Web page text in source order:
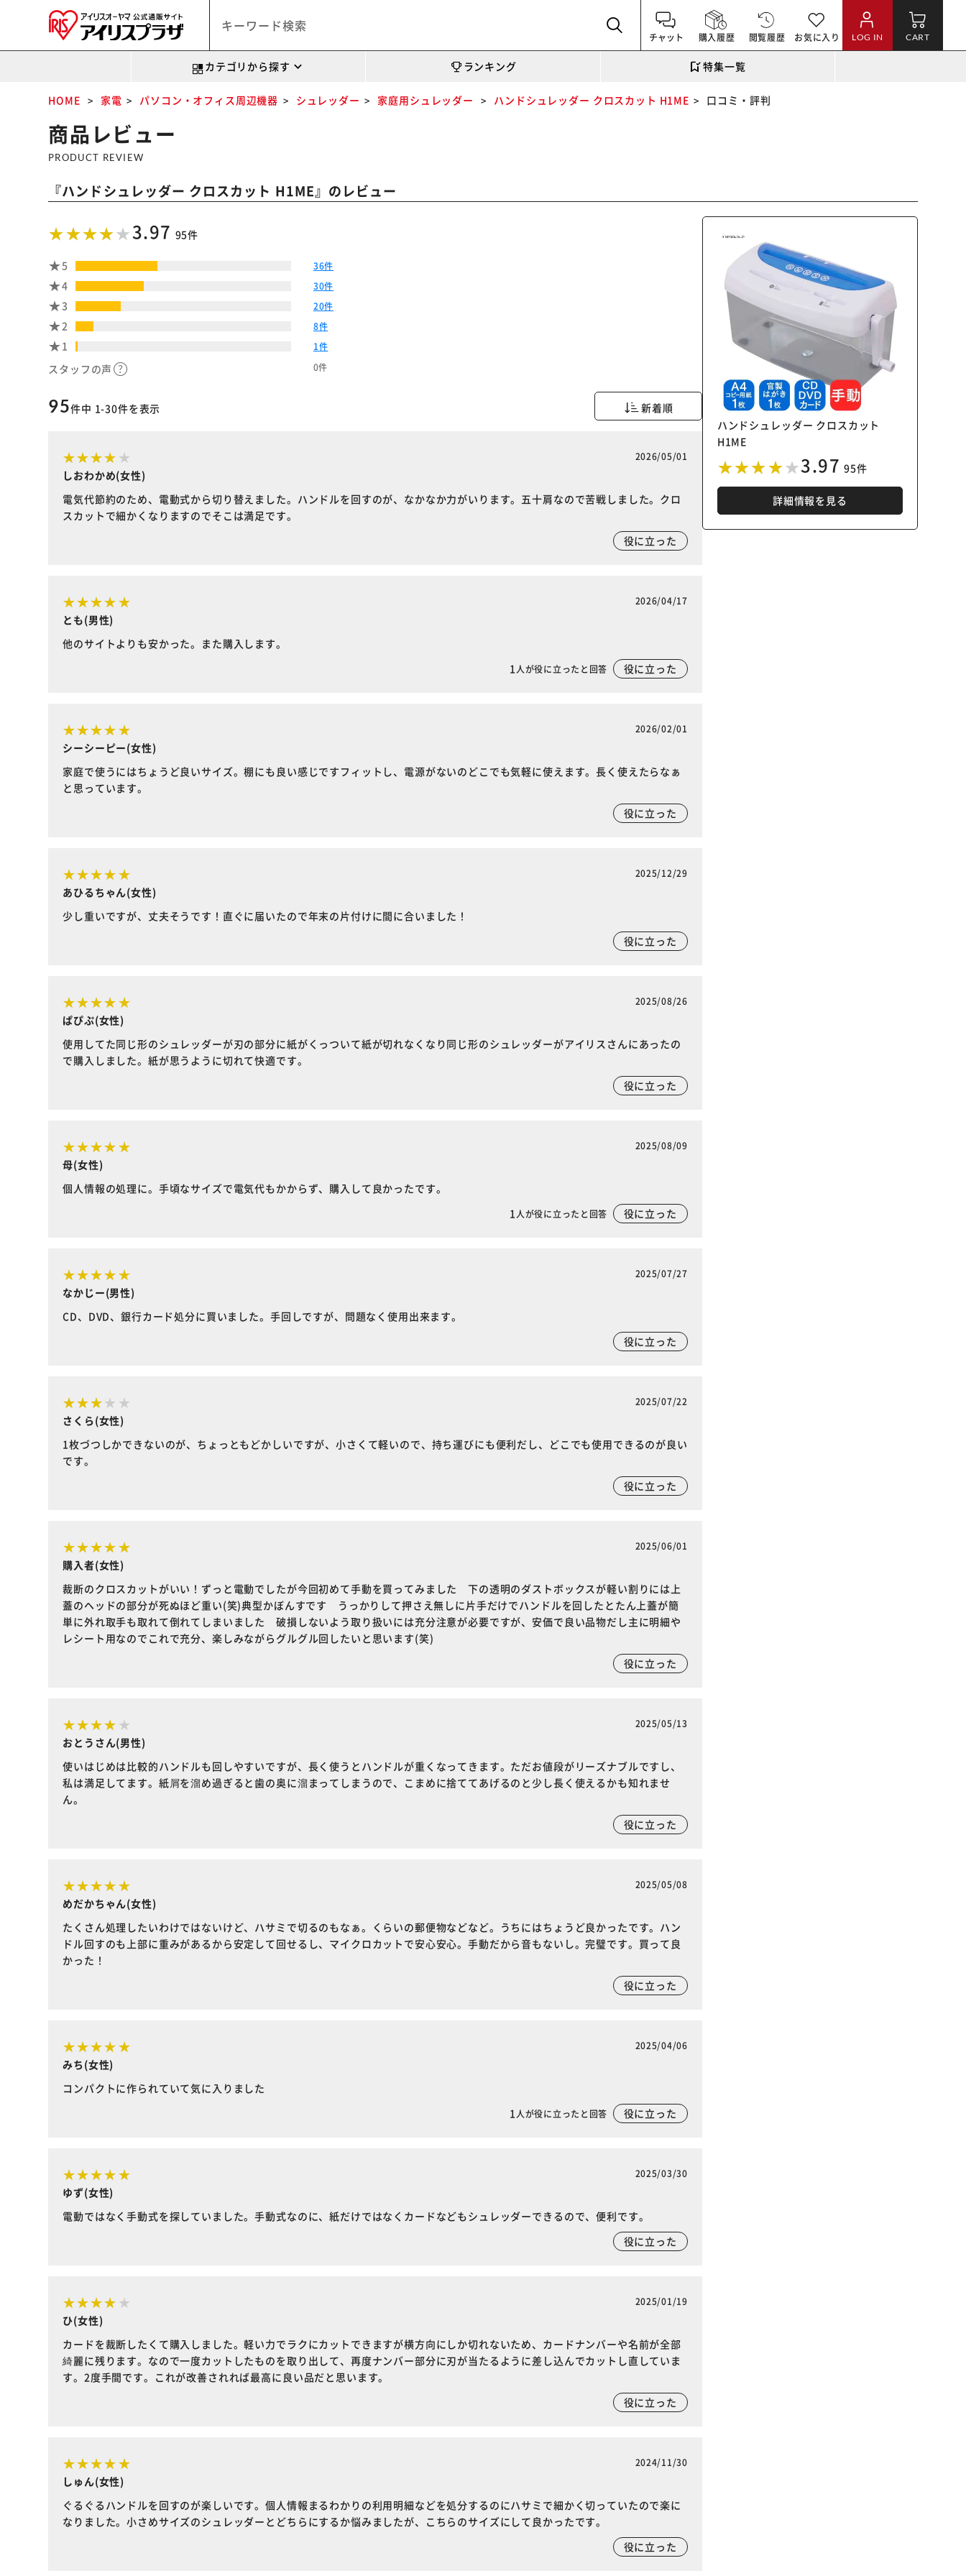
チャット 購入履歴 閲覧履歴 お気に入り LOG IN CART
カテゴリから探す ランキング 特集一覧
HOME 家電 パソコン・オフィス周辺機器 シュレッダー 家庭用シュレッダー ハンドシュレッダー クロスカット H1ME 口コミ・評判
商品レビュー
PRODUCT REVIEW
『ハンドシュレッダー クロスカット H1ME』のレビュー
ハンドシュレッダー クロスカット
H1ME
3.97 95件
詳細情報を見る
3.97 95件
5 36件
4 30件
3 20件
2 8件
1 1件
スタッフの声 0件
新着順
95件中 1-30件を表示
2026/05/01
しおわかめ(女性)
電気代節約のため、電動式から切り替えました。ハンドルを回すのが、なかなか力がいります。五十肩なので苦戦しました。クロ
スカットで細かくなりますのでそこは満足です。
役に立った
2026/04/17
とも(男性)
他のサイトよりも安かった。また購入します。
1 人が役に立ったと回答 役に立った
2026/02/01
シーシーピー(女性)
家庭で使うにはちょうど良いサイズ。棚にも良い感じですフィットし、電源がないのどこでも気軽に使えます。長く使えたらなぁ
と思っています。
役に立った
2025/12/29
あひるちゃん(女性)
少し重いですが、丈夫そうです！直ぐに届いたので年末の片付けに間に合いました！
役に立った
2025/08/26
ぱぴぷ(女性)
使用してた同じ形のシュレッダーが刃の部分に紙がくっついて紙が切れなくなり同じ形のシュレッダーがアイリスさんにあったの
で購入しました。紙が思うように切れて快適です。
役に立った
2025/08/09
母(女性)
個人情報の処理に。手頃なサイズで電気代もかからず、購入して良かったです。
1 人が役に立ったと回答 役に立った
2025/07/27
なかじー(男性)
CD、DVD、銀行カード処分に買いました。手回しですが、問題なく使用出来ます。
役に立った
2025/07/22
さくら(女性)
1枚づつしかできないのが、ちょっともどかしいですが、小さくて軽いので、持ち運びにも便利だし、どこでも使用できるのが良い
です。
役に立った
2025/06/01
購入者(女性)
裁断のクロスカットがいい！ずっと電動でしたが今回初めて手動を買ってみました 下の透明のダストボックスが軽い割りには上
蓋のヘッドの部分が死ぬほど重い(笑)典型かぼんすです うっかりして押さえ無しに片手だけでハンドルを回したとたん上蓋が簡
単に外れ取手も取れて倒れてしまいました 破損しないよう取り扱いには充分注意が必要ですが、安価で良い品物だし主に明細や
レシート用なのでこれで充分、楽しみながらグルグル回したいと思います(笑)
役に立った
2025/05/13
おとうさん(男性)
使いはじめは比較的ハンドルも回しやすいですが、長く使うとハンドルが重くなってきます。ただお値段がリーズナブルですし、
私は満足してます。紙屑を溜め過ぎると歯の奥に溜まってしまうので、こまめに捨ててあげるのと少し長く使えるかも知れませ
ん。
役に立った
2025/05/08
めだかちゃん(女性)
たくさん処理したいわけではないけど、ハサミで切るのもなぁ。くらいの郵便物などなど。うちにはちょうど良かったです。ハン
ドル回すのも上部に重みがあるから安定して回せるし、マイクロカットで安心安心。手動だから音もないし。完璧です。買って良
かった！
役に立った
2025/04/06
みち(女性)
コンパクトに作られていて気に入りました
1 人が役に立ったと回答 役に立った
2025/03/30
ゆず(女性)
電動ではなく手動式を探していました。手動式なのに、紙だけではなくカードなどもシュレッダーできるので、便利です。
役に立った
2025/01/19
ひ(女性)
カードを裁断したくて購入しました。軽い力でラクにカットできますが横方向にしか切れないため、カードナンバーや名前が全部
綺麗に残ります。なので一度カットしたものを取り出して、再度ナンバー部分に刃が当たるように差し込んでカットし直していま
す。2度手間です。これが改善されれば最高に良い品だと思います。
役に立った
2024/11/30
しゅん(女性)
ぐるぐるハンドルを回すのが楽しいです。個人情報まるわかりの利用明細などを処分するのにハサミで細かく切っていたので楽に
なりました。小さめサイズのシュレッダーとどちらにするか悩みましたが、こちらのサイズにして良かったです。
役に立った
※ご確認ください
カートに入れる 購入手続きへ